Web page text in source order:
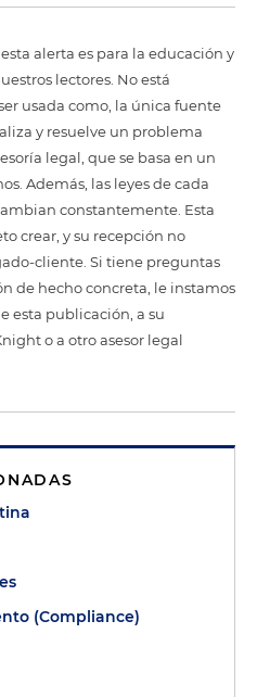
alerta es para la educación y
lectores. No está
usada como, la única fuente
y resuelve un problema
legal, que se basa en un
Además, las leyes de cada
constantemente. Esta
crear, y su recepción no
cliente. Si tiene preguntas
de hecho concreta, le instamos
esta publicación, a su
o a otro asesor legal
(Compliance)